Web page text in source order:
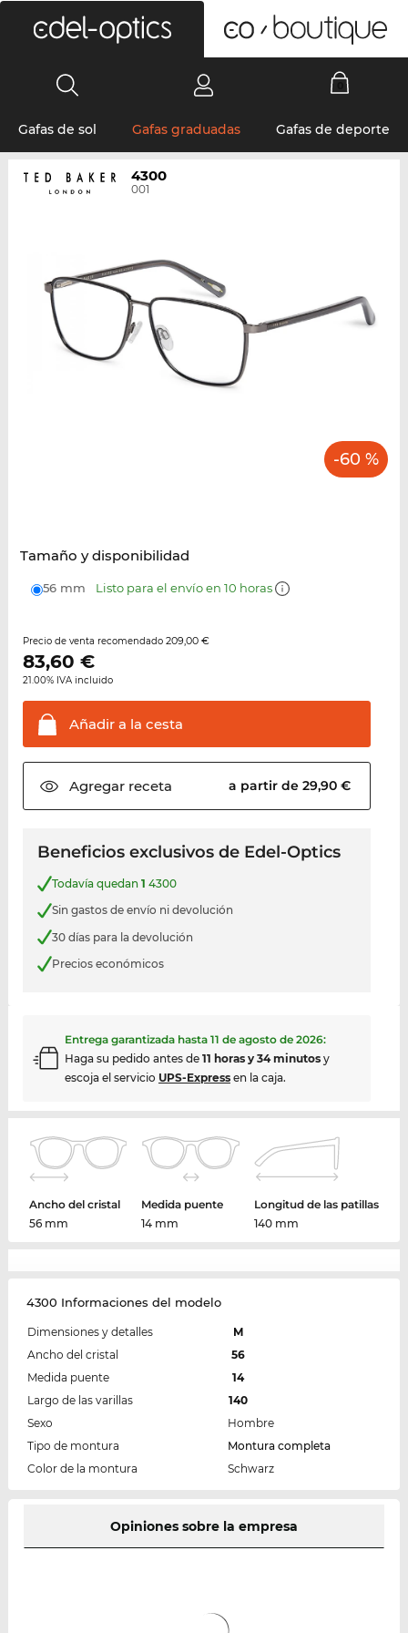
Gafas de sol Gafas graduadas Gafas de deporte
4300
001
-60 %
Tamaño y disponibilidad
56 mm Listo para el envío en 10 horas
Precio de venta recomendado 209,00 €
83,60 €
21.00% IVA incluido
Añadir a la cesta
Agregarreceta a partir de 29,90 €
Beneficios exclusivos de Edel-Optics
Todavía quedan 1 4300
Sin gastos de envío ni devolución
30 días para la devolución
Precios económicos
Entrega garantizada hasta 11 de agosto de 2026:
Haga su pedido antes de 11 horas y 34 minutosy
escoja el servicio UPS-Expressen la caja.
Ancho del cristal
56 mm
Medida puente
14 mm
Longitud de las patillas
140 mm
4300 Informaciones del modelo
Dimensiones y detalles
M
Ancho del cristal
56
Medida puente
14
Largo de las varillas
140
Sexo
Hombre
Tipo de montura
Montura completa
Color de la montura
Schwarz
Opiniones sobre la empresa